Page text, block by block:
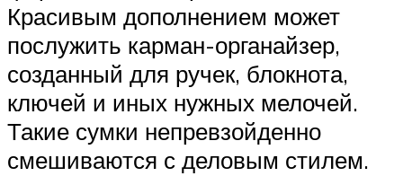
Красивым дополнением может
послужить карман-органайзер,
созданный для ручек, блокнота,
ключей и иных нужных мелочей.
Такие сумки непревзойденно
смешиваются с деловым стилем.